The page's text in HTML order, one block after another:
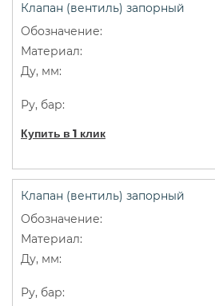
Клапан (вентиль) запорный
Купить в 1 клик
Клапан (вентиль) запорный